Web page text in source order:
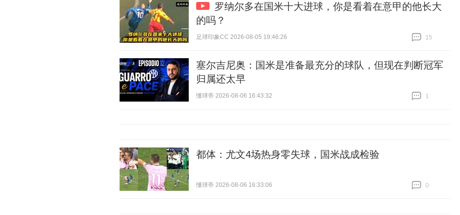
罗纳尔多在国米十大进球，你是看着在意甲的他长大
的吗？
足球印象CC 2026-08-05 19:46:26
15
塞尔吉尼奥：国米是准备最充分的球队，但现在判断冠军
归属还太早
懂球帝 2026-08-06 16:43:32
1
都体：尤文4场热身零失球，国米战成检验
懂球帝 2026-08-06 16:33:06
0